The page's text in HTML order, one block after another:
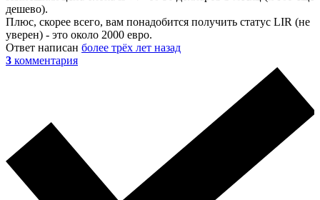
дешево).
Плюс, скорее всего, вам понадобится получить статус LIR (не
уверен) - это около 2000 евро.
Ответ написан более трёх лет назад
3 комментария